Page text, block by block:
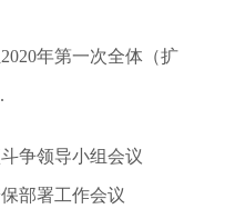
年第一次全体（扩
争领导小组会议
部署工作会议